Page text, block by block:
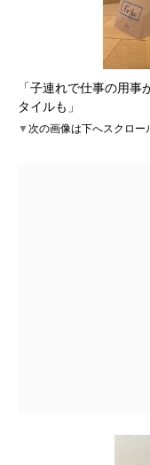
「子連れで仕事の用
タイルも」
▼次の画像は下へスクロー